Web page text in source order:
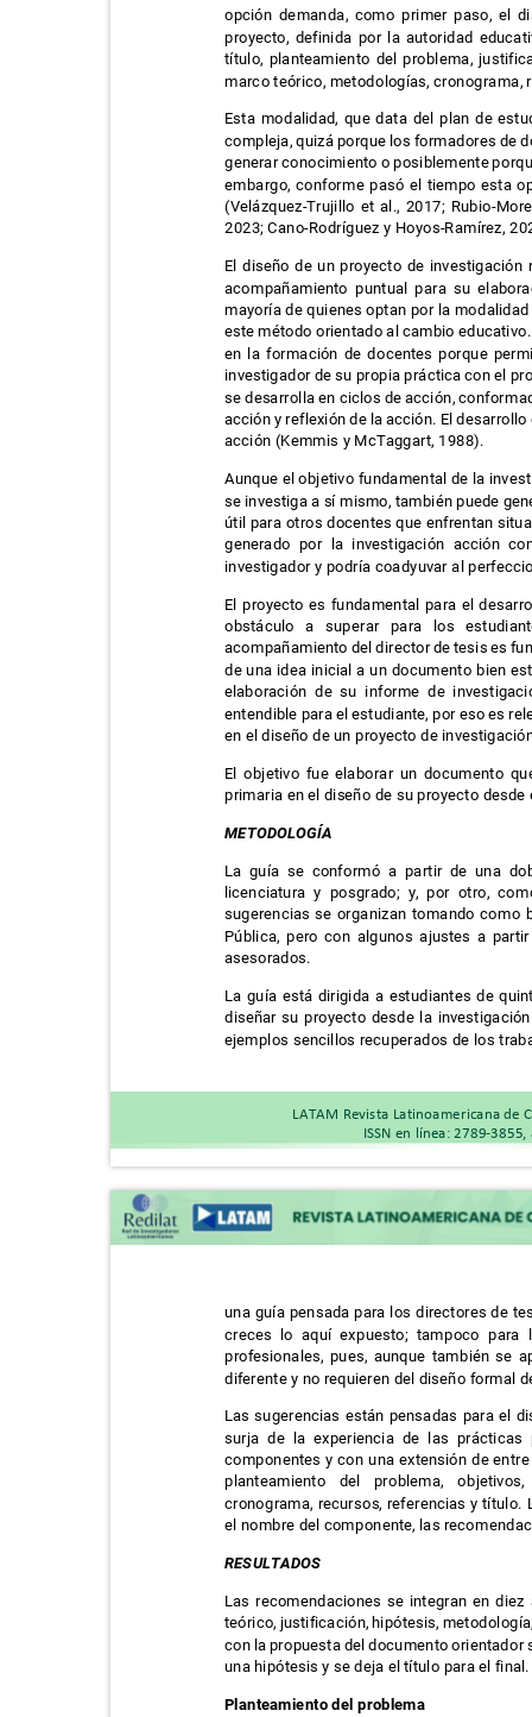
opción demanda, como primer paso, el
proyecto, definida por la autoridad
título, planteamiento del problema,
marco teórico, metodologías,
Esta modalidad, que data del plan de
compleja, quizá porque los formadores de
generar conocimiento o posiblemente
embargo, conforme pasó el tiempo esta
(Velázquez-Trujillo et al., 2017; Rubio-
2023; Cano-Rodríguez y Hoyos-Ramírez,
El diseño de un proyecto de
acompañamiento puntual para su
mayoría de quienes optan por la
este método orientado al cambio
en la formación de docentes porque
investigador de su propia práctica con el
se desarrolla en ciclos de acción,
acción y reflexión de la acción. El
acción (Kemmis y McTaggart, 1988).
Aunque el objetivo fundamental de la
se investiga a sí mismo, también puede
útil para otros docentes que enfrentan
generado por la investigación acción
investigador y podría coadyuvar al
El proyecto es fundamental para el
obstáculo a superar para los
acompañamiento del director de tesis es
de una idea inicial a un documento bien
elaboración de su informe de
entendible para el estudiante, por eso es
en el diseño de un proyecto de
El objetivo fue elaborar un documento
primaria en el diseño de su proyecto
METODOLOGÍA
La guía se conformó a partir de una
licenciatura y posgrado; y, por otro,
sugerencias se organizan tomando
Pública, pero con algunos ajustes a
asesorados.
La guía está dirigida a estudiantes de
diseñar su proyecto desde la
ejemplos sencillos recuperados de los
LATAM Revista Latinoamericana de
ISSN en línea: 2789-
una guía pensada para los directores de
creces lo aquí expuesto; tampoco
profesionales, pues, aunque también
diferente y no requieren del diseño formal
Las sugerencias están pensadas para el
surja de la experiencia de las
componentes y con una extensión de
planteamiento del problema,
cronograma, recursos, referencias y
el nombre del componente, las
RESULTADOS
Las recomendaciones se integran en
teórico, justificación, hipótesis,
con la propuesta del documento orientador
una hipótesis y se deja el título para el
Planteamiento del problema